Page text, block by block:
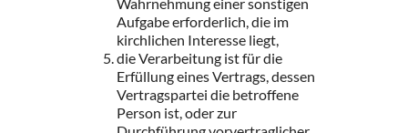
Aufgabe erforderlich, die im
kirchlichen Interesse liegt,
die Verarbeitung ist für die
Erfüllung eines Vertrags, dessen
Vertragspartei die betroffene
Person ist, oder zur